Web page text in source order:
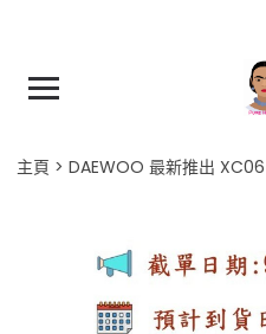
主頁 DAEWOO 最新推出